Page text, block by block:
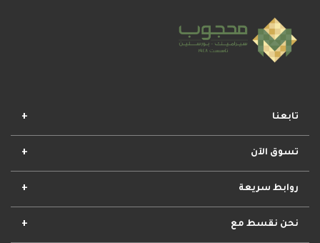
تابعنا
تسوق الآن
افضل المجموعات
روابط سريعة
الأحكام والشروط
نحن نقسط مع